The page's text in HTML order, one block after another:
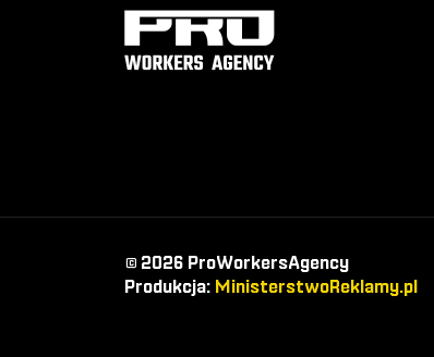
© 2026 ProWorkersAgency
Produkcja: MinisterstwoReklamy.pl